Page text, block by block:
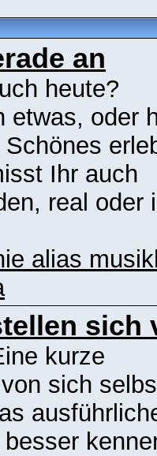
an
heute?
etwas, oder
Ihr auch
real oder
alias
sich
kurze
sich